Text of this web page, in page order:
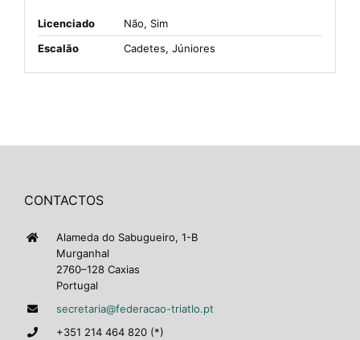
Licenciado
Não, Sim
Escalão
Cadetes, Júniores
CONTACTOS
Alameda do Sabugueiro, 1-B
Murganhal
2760–128 Caxias
Portugal
secretaria@federacao-triatlo.pt
+351 214 464 820 (*)